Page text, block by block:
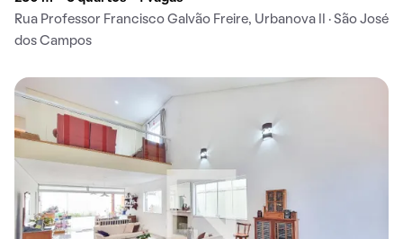
Rua Professor Francisco Galvão Freire, Urbanova II · São José
dos Campos